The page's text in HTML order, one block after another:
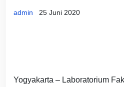
admin 25 Juni 2020
Yogyakarta – Laboratorium